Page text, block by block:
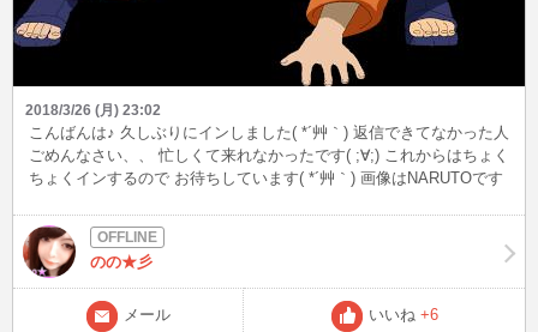
2018/3/26 (月) 23:02
こんばんは♪ 久しぶりにインしました( *´艸｀) 返信できてなかった人
ごめんなさい、、 忙しくて来れなかったです( ;∀;) これからはちょく
ちょくインするので お待ちしています( *´艸｀) 画像はNARUTOです
が好きな方 は是非お待ちしています( *´艸｀)
のの★彡
メール いいね +6